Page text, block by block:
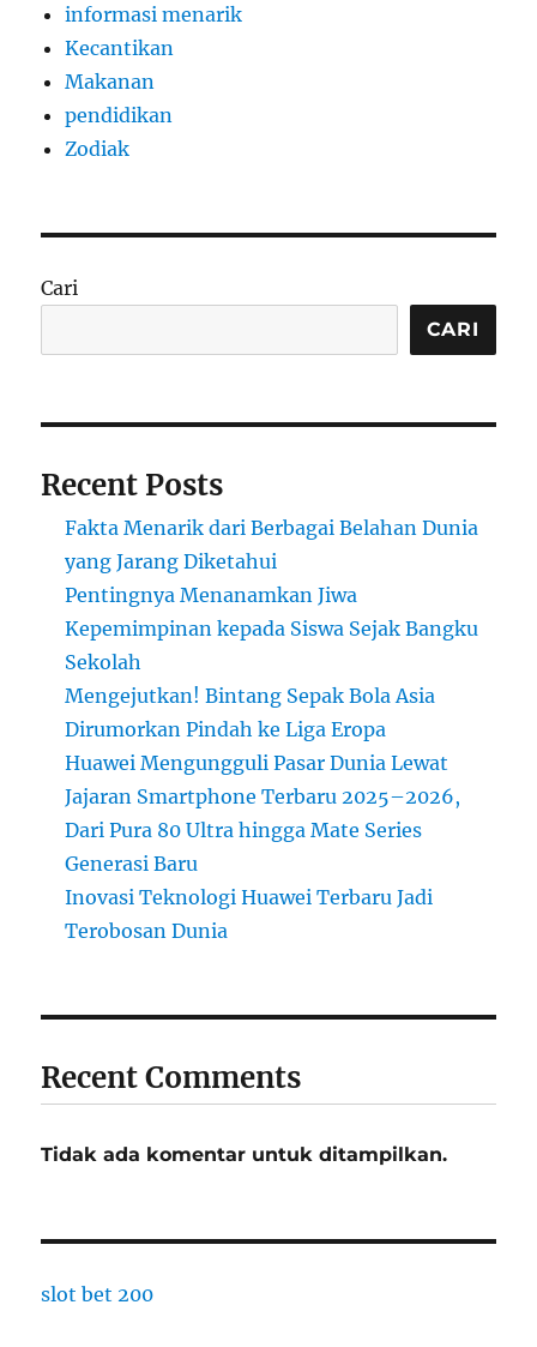
informasi menarik
Kecantikan
Makanan
pendidikan
Zodiak
Cari
CARI
Recent Posts
Fakta Menarik dari Berbagai Belahan Dunia
yang Jarang Diketahui
Pentingnya Menanamkan Jiwa
Kepemimpinan kepada Siswa Sejak Bangku
Sekolah
Mengejutkan! Bintang Sepak Bola Asia
Dirumorkan Pindah ke Liga Eropa
Huawei Mengungguli Pasar Dunia Lewat
Jajaran Smartphone Terbaru 2025–2026,
Dari Pura 80 Ultra hingga Mate Series
Generasi Baru
Inovasi Teknologi Huawei Terbaru Jadi
Terobosan Dunia
Recent Comments
Tidak ada komentar untuk ditampilkan.
slot bet 200